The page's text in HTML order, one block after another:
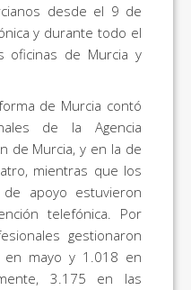
desde el 9 de
y durante todo el
oficinas de Murcia y
de Murcia contó
de la Agencia
de Murcia, y en la de
mientras que los
apoyo estuvieron
telefónica. Por
gestionaron
en mayo y 1.018 en
3.175 en las